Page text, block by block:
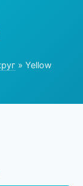
» Yellow